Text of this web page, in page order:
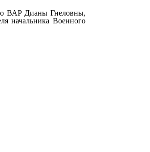
ВАР Дианы Гнеловны,
начальника Военного